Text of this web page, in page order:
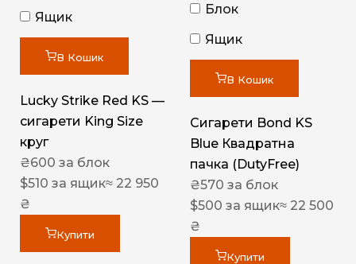
Ящик
В Кошик
Lucky Strike Red KS —
сигарети King Size
круг
₴600 за блок
$510 за ящик≈ 22 950
₴
Купити
Блок
Ящик
В Кошик
Сигарети Bond KS
Blue Квадратна
пачка (DutyFree)
₴570 за блок
$500 за ящик≈ 22 500
₴
Купити